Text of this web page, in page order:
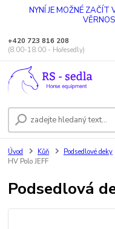
NYNÍ JE MOŽNÉ ZAČÍT
+420 723 816 208
(8.00-18.00 - Hořesedly)
Úvod Kůň Podsedlové deky
HV Polo JEFF
Podsedlová